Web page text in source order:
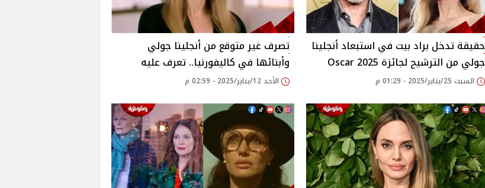
حقيقة تدخل براد بيت في استبعاد أنجلينا
جولي من الترشيح لجائزة Oscar 2025
السبت 25/يناير/2025 - 01:29 م
تصرف غير متوقع من أنجلينا جولي
وأبنائها في كاليفورنيا.. تعرف عليه
الأحد 12/يناير/2025 - 02:59 م